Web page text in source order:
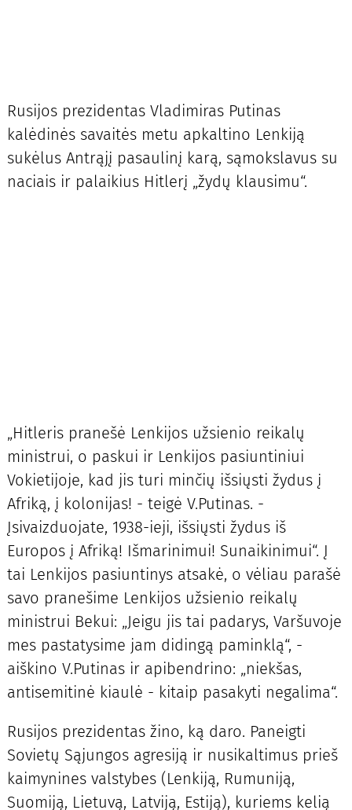
Rusijos prezidentas Vladimiras Putinas
kalėdinės savaitės metu apkaltino Lenkiją
sukėlus Antrąjį pasaulinį karą, sąmokslavus su
naciais ir palaikius Hitlerį „žydų klausimu“.
„Hitleris pranešė Lenkijos užsienio reikalų
ministrui, o paskui ir Lenkijos pasiuntiniui
Vokietijoje, kad jis turi minčių išsiųsti žydus į
Afriką, į kolonijas! - teigė V.Putinas. -
Įsivaizduojate, 1938-ieji, išsiųsti žydus iš
Europos į Afriką! Išmarinimui! Sunaikinimui“. Į
tai Lenkijos pasiuntinys atsakė, o vėliau parašė
savo pranešime Lenkijos užsienio reikalų
ministrui Bekui: „Jeigu jis tai padarys, Varšuvoje
mes pastatysime jam didingą paminklą“, -
aiškino V.Putinas ir apibendrino: „niekšas,
antisemitinė kiaulė - kitaip pasakyti negalima“.
Rusijos prezidentas žino, ką daro. Paneigti
Sovietų Sąjungos agresiją ir nusikaltimus prieš
kaimynines valstybes (Lenkiją, Rumuniją,
Suomiją, Lietuvą, Latviją, Estiją), kuriems kelią